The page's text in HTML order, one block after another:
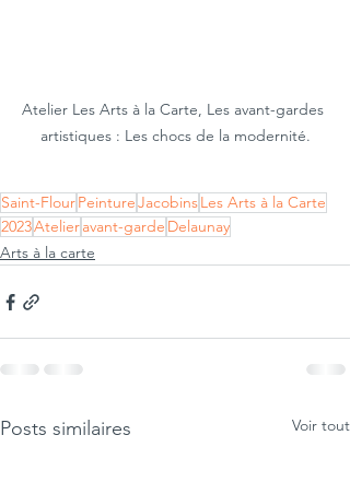
Atelier Les Arts à la Carte, Les avant-gardes
artistiques : Les chocs de la modernité.
Saint-FlourPeintureJacobinsLes Arts à la Carte
2023Atelieravant-garde Delaunay
Arts à la carte
Posts similaires Voir tout